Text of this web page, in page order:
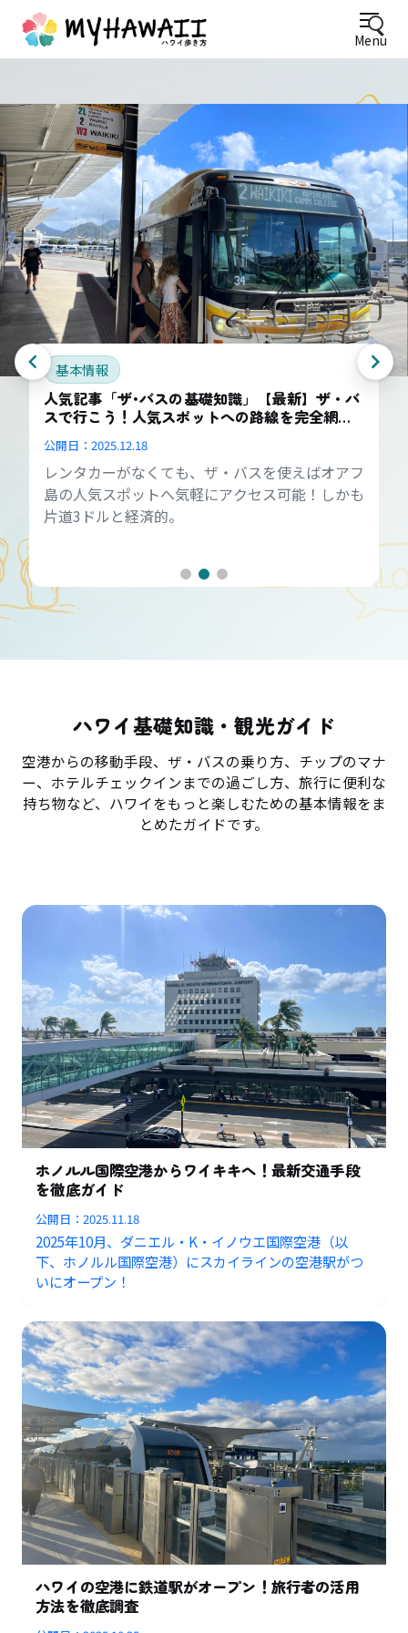
Menu
基本情報
人気記事「ザ･バスの基礎知識」【最新】ザ・バ
スで行こう！人気スポットへの路線を完全網
羅！
公開日： 2025.12.18
レンタカーがなくても、ザ・バスを使えばオアフ
島の人気スポットへ気軽にアクセス可能！しかも
片道3ドルと経済的。
ハワイ基礎知識・観光ガイド
空港からの移動手段、ザ・バスの乗り方、チップのマナ
ー、ホテルチェックインまでの過ごし方、旅行に便利な
持ち物など、ハワイをもっと楽しむための基本情報をま
とめたガイドです。
ホノルル国際空港からワイキキへ！最新交通手段
を徹底ガイド
公開日：2025.11.18
2025年10月、ダニエル・K・イノウエ国際空港（以
下、ホノルル国際空港）にスカイラインの空港駅がつ
いにオープン！
ハワイの空港に鉄道駅がオープン！旅行者の活用
方法を徹底調査